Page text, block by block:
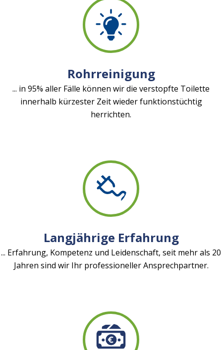
Rohrreinigung
... in 95% aller Fälle können wir die verstopfte Toilette
innerhalb kürzester Zeit wieder funktionstüchtig
herrichten.
Langjährige Erfahrung
... Erfahrung, Kompetenz und Leidenschaft, seit mehr als 20
Jahren sind wir Ihr professioneller Ansprechpartner.